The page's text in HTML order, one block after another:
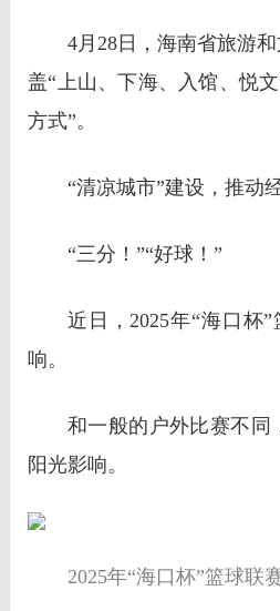
4月28日，海南省旅游
盖“上山、下海、入馆、悦
方式”。
“清凉城市”建设，推动
“三分！”“好球！”
近日，2025年“海口杯
响。
和一般的户外比赛不同
阳光影响。
2025年“海口杯”篮球联